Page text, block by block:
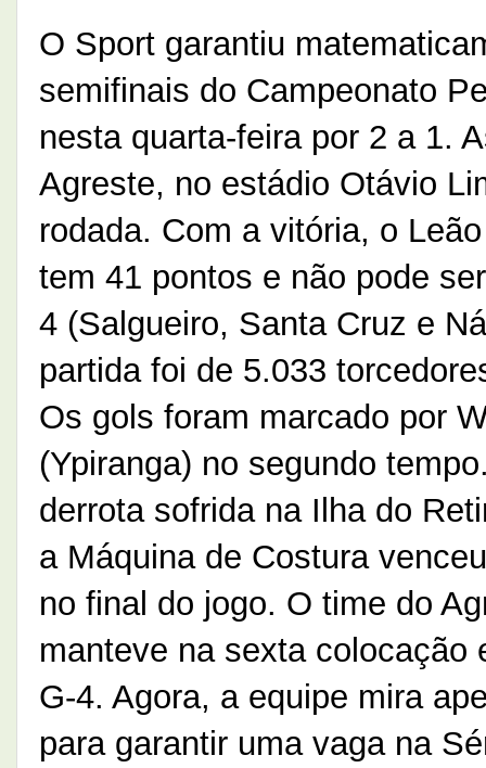
O Sport garantiu
semifinais do Campeonato
nesta quarta-feira por 2 a 1.
Agreste, no estádio Otávio
rodada. Com a vitória, o
tem 41 pontos e não pode
4 (Salgueiro, Santa Cruz e
partida foi de 5.033
Os gols foram marcado por
(Ypiranga) no segundo
derrota sofrida na Ilha do
a Máquina de Costura
no final do jogo. O time do
manteve na sexta colocação
G-4. Agora, a equipe mira
para garantir uma vaga na